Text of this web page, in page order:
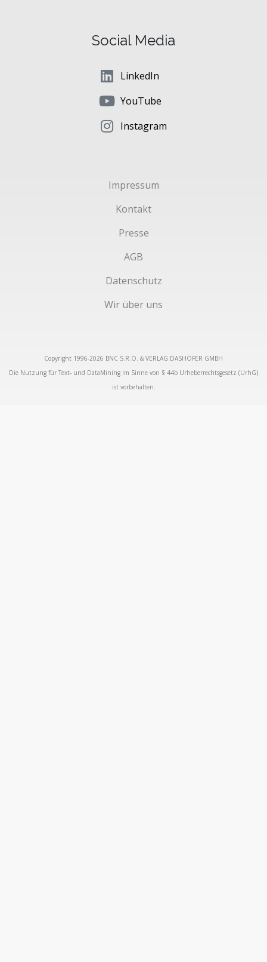
Social Media
LinkedIn
YouTube
Instagram
Impressum
Kontakt
Presse
AGB
Datenschutz
Wir über uns
Copyright 1996-2026 BNC S.R.O. & VERLAG DASHÖFER GMBH
Die Nutzung für Text- und DataMining im Sinne von § 44b Urheberrechtsgesetz (UrhG)
ist vorbehalten.